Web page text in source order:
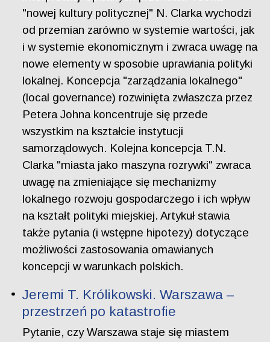
"nowej kultury politycznej" N. Clarka wychodzi
od przemian zarówno w systemie wartości, jak
i w systemie ekonomicznym i zwraca uwagę na
nowe elementy w sposobie uprawiania polityki
lokalnej. Koncepcja "zarządzania lokalnego"
(local governance) rozwinięta zwłaszcza przez
Petera Johna koncentruje się przede
wszystkim na kształcie instytucji
samorządowych. Kolejna koncepcja T.N.
Clarka "miasta jako maszyna rozrywki" zwraca
uwagę na zmieniające się mechanizmy
lokalnego rozwoju gospodarczego i ich wpływ
na kształt polityki miejskiej. Artykuł stawia
także pytania (i wstępne hipotezy) dotyczące
możliwości zastosowania omawianych
koncepcji w warunkach polskich.
Jeremi T. Królikowski. Warszawa –
przestrzeń po katastrofie
Pytanie, czy Warszawa staje się miastem